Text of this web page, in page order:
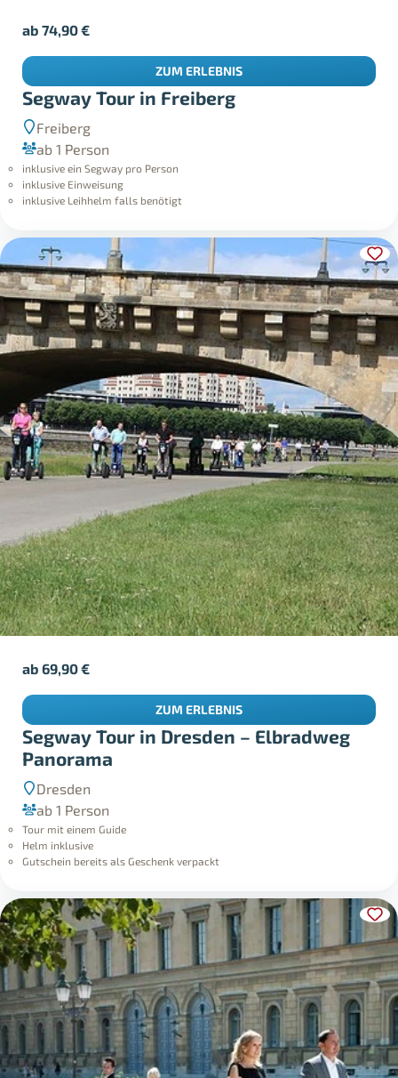
Segway Tour in Freiberg
Freiberg
ab 1 Person
inklusive ein Segway pro Person
inklusive Einweisung
inklusive Leihhelm falls benötigt
ab74,90€
ZUM ERLEBNIS
Segway Tour in Dresden – Elbradweg
Panorama
Dresden
ab 1 Person
Tour mit einem Guide
Helm inklusive
Gutschein bereits als Geschenk verpackt
ab69,90€
ZUM ERLEBNIS